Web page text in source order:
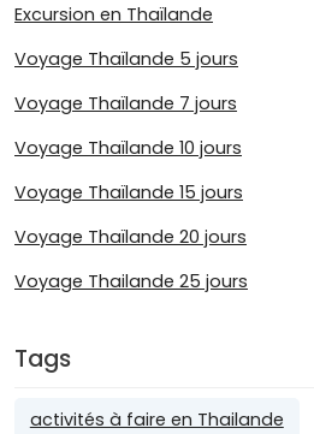
Excursion en Thaïlande
Voyage Thaïlande 5 jours
Voyage Thaïlande 7 jours
Voyage Thaïlande 10 jours
Voyage Thaïlande 15 jours
Voyage Thaïlande 20 jours
Voyage Thailande 25 jours
Tags
activités à faire en Thailande